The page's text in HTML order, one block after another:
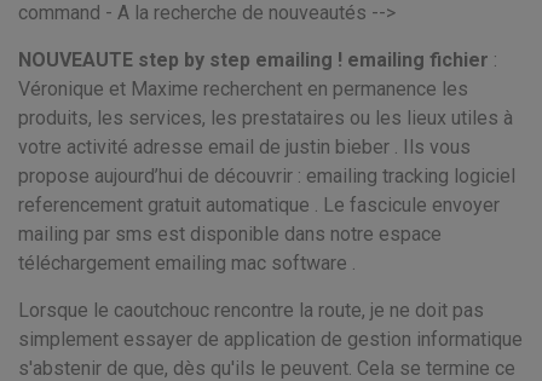
command - A la recherche de nouveautés -->
NOUVEAUTE step by step emailing ! emailing fichier :
Véronique et Maxime recherchent en permanence les
produits, les services, les prestataires ou les lieux utiles à
votre activité adresse email de justin bieber . Ils vous
propose aujourd’hui de découvrir : emailing tracking logiciel
referencement gratuit automatique . Le fascicule envoyer
mailing par sms est disponible dans notre espace
téléchargement emailing mac software .
Lorsque le caoutchouc rencontre la route, je ne doit pas
simplement essayer de application de gestion informatique
s'abstenir de que, dès qu'ils le peuvent. Cela se termine ce